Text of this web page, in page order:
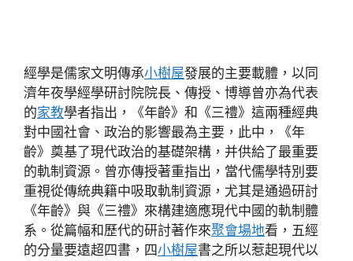
經學是儒家文明傳承小樹屋發展的主要載體，以同
濟年夜學經學研討院院長、傳授、博導曾亦為代表
的家教學者指出，《年齡》和《三禮》這兩種經典
對中國社會、政治的影響最為主要，此中，《年
齡》奠基了現代政治的基礎架構，并供給了最重要
的軌制資源。曾亦傳授著重指出，當代儒學特別要
重視從傳統典籍中吸取軌制資源，尤其是通過研討
《年齡》與《三禮》來構建適應現代中國的軌制體
系。從篇幅和歷代的研討著作來聚會場地看，五經
的分量要遠超四書，四小樹屋書之所以惹起現代以